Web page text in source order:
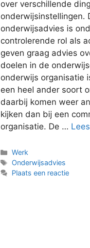
over verschillende
onderwijsinstellingen.
onderwijsadvies is
controlerende rol als
geven graag advies
doelen in de
onderwijs organisatie
een heel ander soort
daarbij komen weer
kijken dan bij een
organisatie. De …
Categorieën
Werk
Tags
Onderwijsadvies
Plaats een reactie